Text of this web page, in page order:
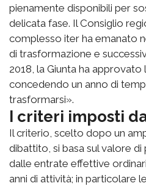
pienamente disponibili per
delicata fase. Il Consiglio
complesso iter ha emanato
di trasformazione e
2018, la Giunta ha
concedendo un anno di
trasformarsi».
I criteri imposti
Il criterio, scelto dopo un
dibattito, si basa sul valore
dalle entrate effettive
anni di attività; in particolare